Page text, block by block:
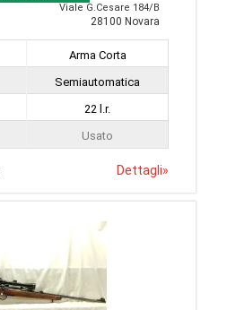
Viale G.Cesare 184/B
28100 Novara
Arma Corta
Semiautomatica
22 l.r.
Usato
Dettagli»